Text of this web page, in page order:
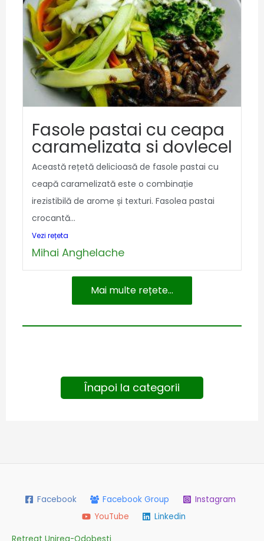
Fasole pastai cu ceapa
caramelizata si dovlecel
Această rețetă delicioasă de fasole pastai cu
ceapă caramelizată este o combinație
irezistibilă de arome și texturi. Fasolea pastai
crocantă...
Vezi rețeta
Mihai Anghelache
Mai multe rețete...
Înapoi la categorii
Facebook Facebook Group
Instagram
YouTube
Linkedin